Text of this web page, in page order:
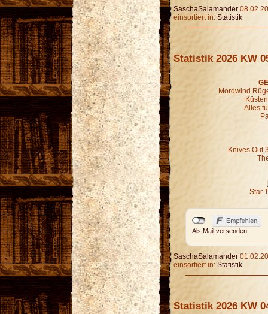
SaschaSalamander
einsortiert in: Statistik
Statistik 2026 KW
Mordwind
Alles
Knives Out
Star
Als Mail versenden
SaschaSalamander
einsortiert in: Statistik
Statistik 2026 KW